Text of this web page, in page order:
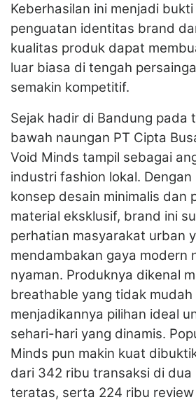
Keberhasilan ini menjadi
penguatan identitas brand
kualitas produk dapat
luar biasa di tengah
semakin kompetitif.
Sejak hadir di Bandung pada
bawah naungan PT Cipta
Void Minds tampil sebagai
industri fashion lokal. Dengan
konsep desain minimalis dan
material eksklusif, brand ini
perhatian masyarakat urban
mendambakan gaya modern
nyaman. Produknya dikenal
breathable yang tidak mudah
menjadikannya pilihan ideal
sehari-hari yang dinamis.
Minds pun makin kuat
dari 342 ribu transaksi di dua
teratas, serta 224 ribu